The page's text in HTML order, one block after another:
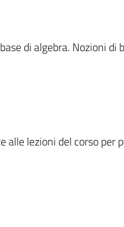
di algebra. Nozioni di
alle lezioni del corso per